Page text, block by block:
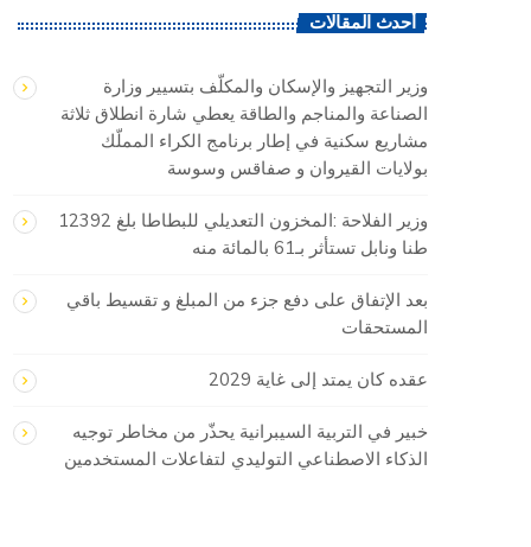
أحدث المقالات
وزير التجهيز والإسكان والمكلّف بتسيير وزارة
الصناعة والمناجم والطاقة يعطي شارة انطلاق ثلاثة
مشاريع سكنية في إطار برنامج الكراء المملّك
بولايات القيروان و صفاقس وسوسة
وزير الفلاحة :المخزون التعديلي للبطاطا بلغ 12392
طنا ونابل تستأثر بـ61 بالمائة منه
بعد الإتفاق على دفع جزء من المبلغ و تقسيط باقي
المستحقات
عقده كان يمتد إلى غاية 2029
خبير في التربية السيبرانية يحذّر من مخاطر توجيه
الذكاء الاصطناعي التوليدي لتفاعلات المستخدمين